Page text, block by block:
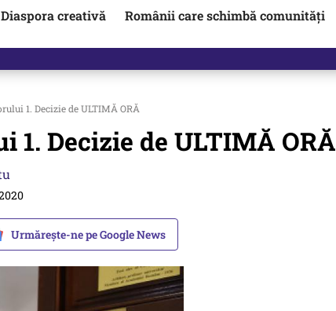
Diaspora creativă
Românii care schimbă comunități
ce Green Deal-ul a pus pe…
1. Decizie de ULTIMĂ ORĂ
Decizie de ULTIMĂ ORĂ
Urmărește-ne pe Google News